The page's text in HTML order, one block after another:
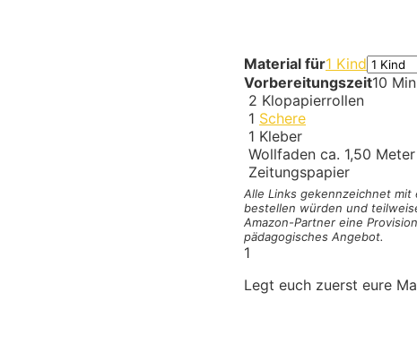
Material für1 Kind
Vorbereitungszeit10
2 Klopapierrollen
1 Schere
1 Kleber
Wollfaden ca. 1,50 Meter
Zeitungspapier
Alle Links gekennzeichnet mit
bestellen würden und
Amazon-Partner eine
pädagogisches Angebot.
1
Legt euch zuerst eure